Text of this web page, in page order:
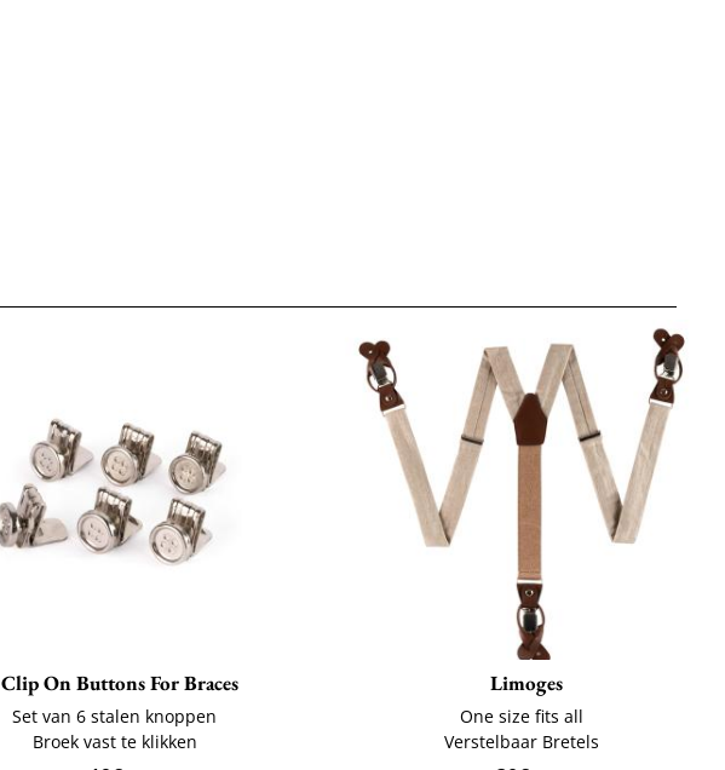
Clip On Buttons For Braces
Set van 6 stalen knoppen
Broek vast te klikken
Limoges
One size fits all
Verstelbaar Bretels